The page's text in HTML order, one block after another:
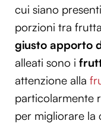
cui siano
porzioni tra
giusto apporto
alleati sono i
attenzione alla
particolarmente
per migliorare la